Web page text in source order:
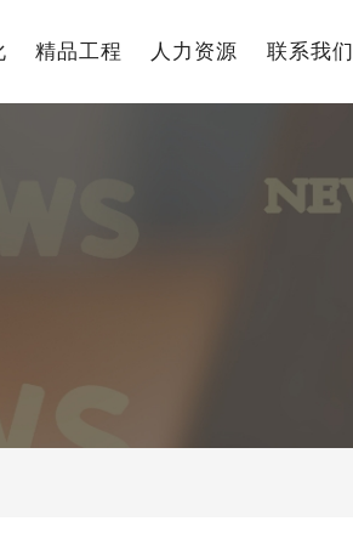
精品工程 人力资源 联系我们